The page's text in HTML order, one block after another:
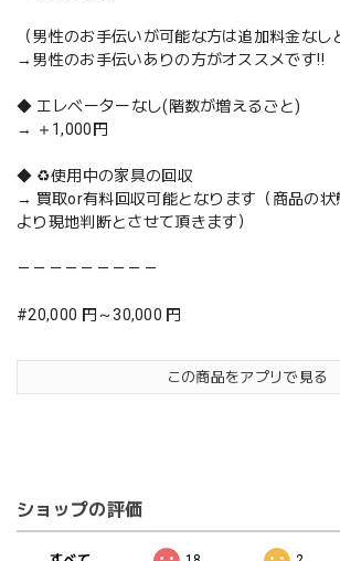
（男性のお手伝いが可能な方は追加料金なし
→男性のお手伝いありの方がオススメです‼️
◆ エレベーターなし(階数が増えるごと)
→ ＋1,000円
◆ ♻️使用中の家具の回収
→ 買取or有料回収可能となります（商品の状
より現地判断とさせて頂きます）
－－－－－－－－－
#20,000 円～30,000 円
この商品をアプリで見る
ショップの評価